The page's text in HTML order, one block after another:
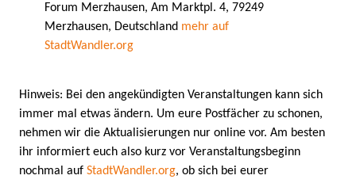
Forum Merzhausen, Am Marktpl. 4, 79249
Merzhausen, Deutschland mehr auf
StadtWandler.org
Hinweis: Bei den angekündigten Veranstaltungen kann sich
immer mal etwas ändern. Um eure Postfächer zu schonen,
nehmen wir die Aktualisierungen nur online vor. Am besten
ihr informiert euch also kurz vor Veranstaltungsbeginn
nochmal auf StadtWandler.org, ob sich bei eurer